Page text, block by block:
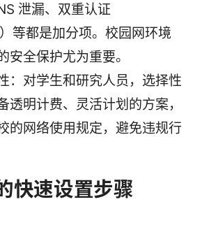
泄漏、双重认证
）等都是加分项。校园网环境
安全保护尤为重要。
：对学生和研究人员，选择性
透明计费、灵活计划的方案，
的网络使用规定，避免违规行
快速设置步骤